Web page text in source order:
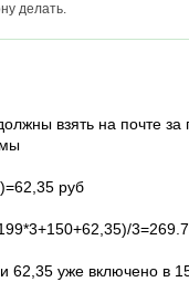
делать.
взять на почте за
руб
62,35 уже включено в